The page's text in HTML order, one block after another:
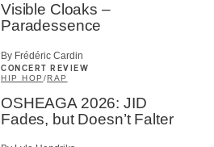
Visible Cloaks –
Paradessence
By Frédéric Cardin
CONCERT REVIEW
HIP HOP /RAP
OSHEAGA 2026: JID
Fades, but Doesn’t Falter